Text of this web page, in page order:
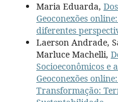
Maria Eduarda,
Geoconexões
diferentes
Laerson Andrade,
Marluce Machelli,
Socioeconômicos e
Geoconexões
Transformação: